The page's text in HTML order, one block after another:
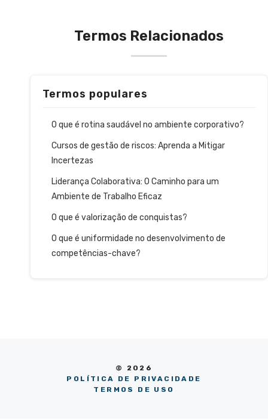
Termos Relacionados
Termos populares
O que é rotina saudável no ambiente corporativo?
Cursos de gestão de riscos: Aprenda a Mitigar
Incertezas
Liderança Colaborativa: O Caminho para um
Ambiente de Trabalho Eficaz
O que é valorização de conquistas?
O que é uniformidade no desenvolvimento de
competências-chave?
© 2026
POLÍTICA DE PRIVACIDADE
TERMOS DE USO